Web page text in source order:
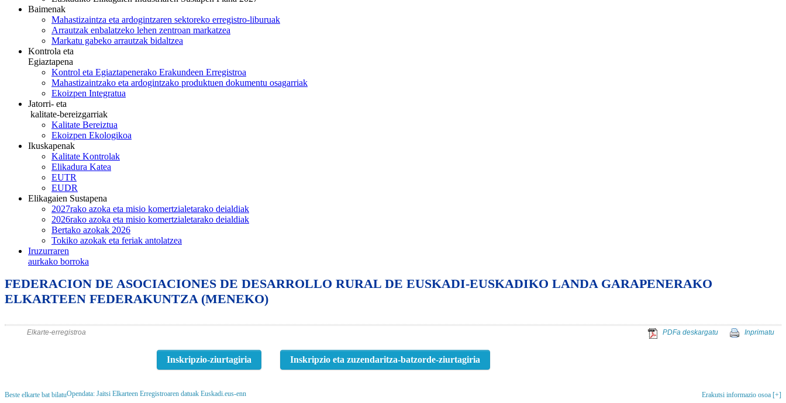
Baimenak
Mahastizaintza eta ardogintzaren sektoreko erregistro-liburuak
Arrautzak enbalatzeko lehen zentroan markatzea
Markatu gabeko arrautzak bidaltzea
Kontrola eta
Egiaztapena
Kontrol eta Egiaztapenerako Erakundeen Erregistroa
Mahastizaintzako eta ardogintzako produktuen dokumentu osagarriak
Ekoizpen Integratua
Jatorri- eta
kalitate-bereizgarriak
Kalitate Bereiztua
Ekoizpen Ekologikoa
Ikuskapenak
Kalitate Kontrolak
Elikadura Katea
EUTR
EUDR
Elikagaien Sustapena
2027rako azoka eta misio komertzialetarako deialdiak
2026rako azoka eta misio komertzialetarako deialdiak
Bertako azokak 2026
Tokiko azokak eta feriak antolatzea
Iruzurraren
aurkako borroka
FEDERACION DE ASOCIACIONES DE DESARROLLO RURAL DE EUSKADI-EUSKADIKO LANDA GARAPENERAKO
ELKARTEEN FEDERAKUNTZA (MENEKO)
Elkarte-erregistroa Inprimatu
PDFa deskargatu
Inskripzio-ziurtagiria Inskripzio eta zuzendaritza-batzorde-ziurtagiria
Beste elkarte bat bilatuOpendata: Jaitsi Elkarteen Erregistroaren datuak Euskadi.eus-enn Erakutsi informazio osoa [+]